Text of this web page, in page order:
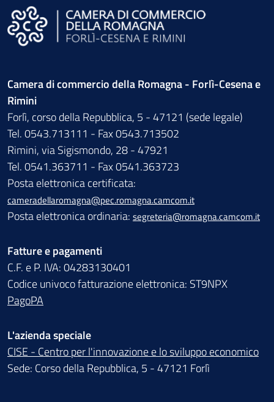
Camera di commercio della Romagna - Forlì-Cesena e
Rimini
Forlì, corso della Repubblica, 5 - 47121 (sede legale)
Tel. 0543.713111 - Fax 0543.713502
Rimini, via Sigismondo, 28 - 47921
Tel. 0541.363711 - Fax 0541.363723
Posta elettronica certificata:
cameradellaromagna@pec.romagna.camcom.it
Posta elettronica ordinaria: segreteria@romagna.camcom.it
Fatture e pagamenti
C.F. e P. IVA: 04283130401
Codice univoco fatturazione elettronica: ST9NPX
PagoPA
L'azienda speciale
CISE - Centro per l'innovazione e lo sviluppo economico
Sede: Corso della Repubblica, 5 - 47121 Forlì